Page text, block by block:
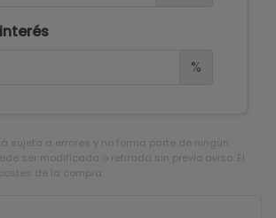
%
sujeta a errores y no forma parte de ningún
ser modificada o retirada sin previo aviso. El
de la compra.